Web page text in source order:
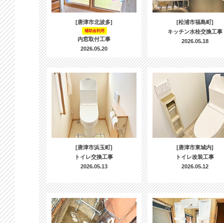
[唐津市北波多]
補助金利用
内窓取付工事
2026.05.20
[松浦市福島町]
キッチン水栓交換工事
2026.05.18
[唐津市浜玉町]
トイレ交換工事
2026.05.13
[唐津市東城内]
トイレ改装工事
2026.05.12